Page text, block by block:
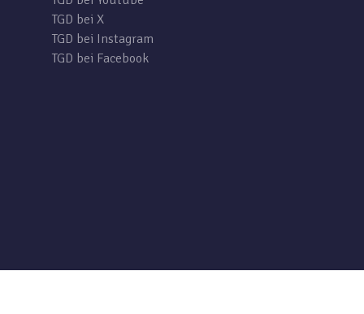
TGD bei X
TGD bei Instagram
TGD bei Facebook